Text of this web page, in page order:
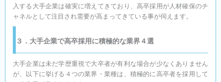
入する大手企業は確実に増えてきており、高卒採用が人材確保のチ
ャネルとして注目され需要が高まってきている事が伺えます。
３．大手企業で高卒採用に積極的な業界４選
大手企業は未だ学歴重視で大卒者が有利な場合が少なくありません
が、以下に挙げる４つの業界・業種は、積極的に高卒者を採用して